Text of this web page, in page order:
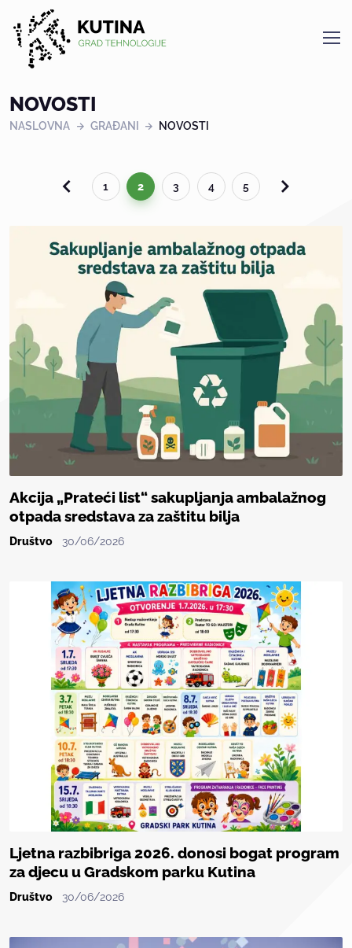
Kutina
NOVOSTI
NASLOVNA GRAĐANI NOVOSTI
1 2 3 4 5
Akcija „Prateći list“ sakupljanja ambalažnog
otpada sredstava za zaštitu bilja
Društvo 30/06/2026
Ljetna razbibriga 2026. donosi bogat program
za djecu u Gradskom parku Kutina
Društvo 30/06/2026